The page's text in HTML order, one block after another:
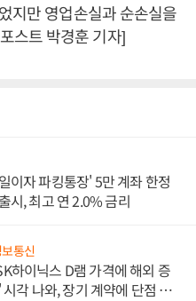
지만 영업손실과 순손실을
스트 박경훈 기자]
이자 파킹통장' 5만 계좌 한정
시, 최고 연 2.0% 금리
보통신
하이닉스 D램 가격에 해외 증
각 나와, 장기 계약에 단점 부